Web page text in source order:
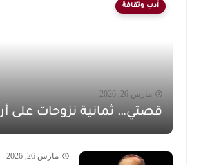
أدب وثقافة
مارس 26, 2026
قصتي… ثمانية نزوحات على
مارس 26, 2026